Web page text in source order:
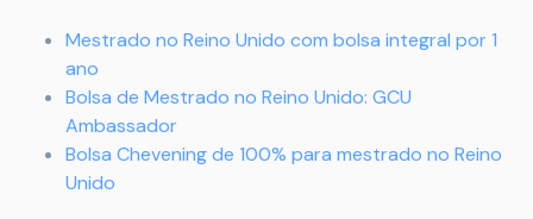
Mestrado no Reino Unido com bolsa integral por 1
ano
Bolsa de Mestrado no Reino Unido: GCU
Ambassador
Bolsa Chevening de 100% para mestrado no Reino
Unido